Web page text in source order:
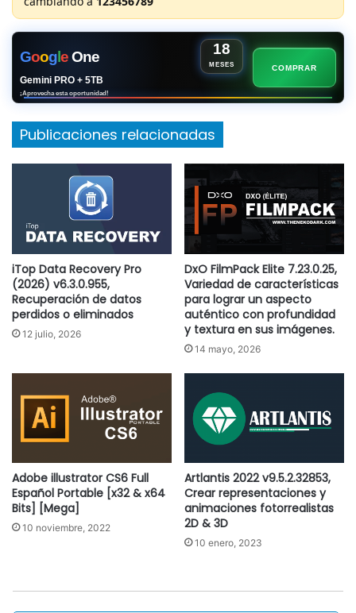
GoogleOne 18
MESES
Gemini PRO + 5TB
¡Aprovecha esta oportunidad!
COMPRAR
Publicaciones relacionadas
iTop Data Recovery Pro
(2026) v6.3.0.955,
Recuperación de datos
perdidos o eliminados
12 julio, 2026
DxO FilmPack Elite 7.23.0.25,
Variedad de características
para lograr un aspecto
auténtico con profundidad
y textura en sus imágenes.
14 mayo, 2026
Adobe illustrator CS6 Full
Español Portable [x32 & x64
Bits] [Mega]
10 noviembre, 2022
Artlantis 2022 v9.5.2.32853,
Crear representaciones y
animaciones fotorrealistas
2D & 3D
10 enero, 2023